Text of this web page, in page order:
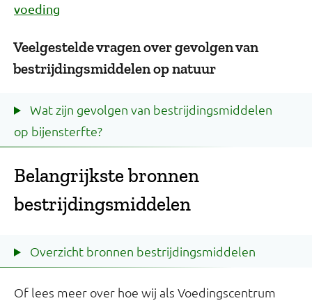
voeding
Veelgestelde vragen over gevolgen van
bestrijdingsmiddelen op natuur
Wat zijn gevolgen van bestrijdingsmiddelen
op bijensterfte?
Belangrijkste bronnen
bestrijdingsmiddelen
Overzicht bronnen bestrijdingsmiddelen
Of lees meer over hoe wij als Voedingscentrum